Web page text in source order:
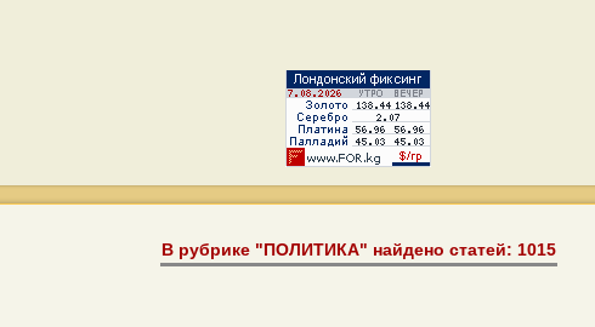
В рубрике "ПОЛИТИКА" найдено статей: 1015